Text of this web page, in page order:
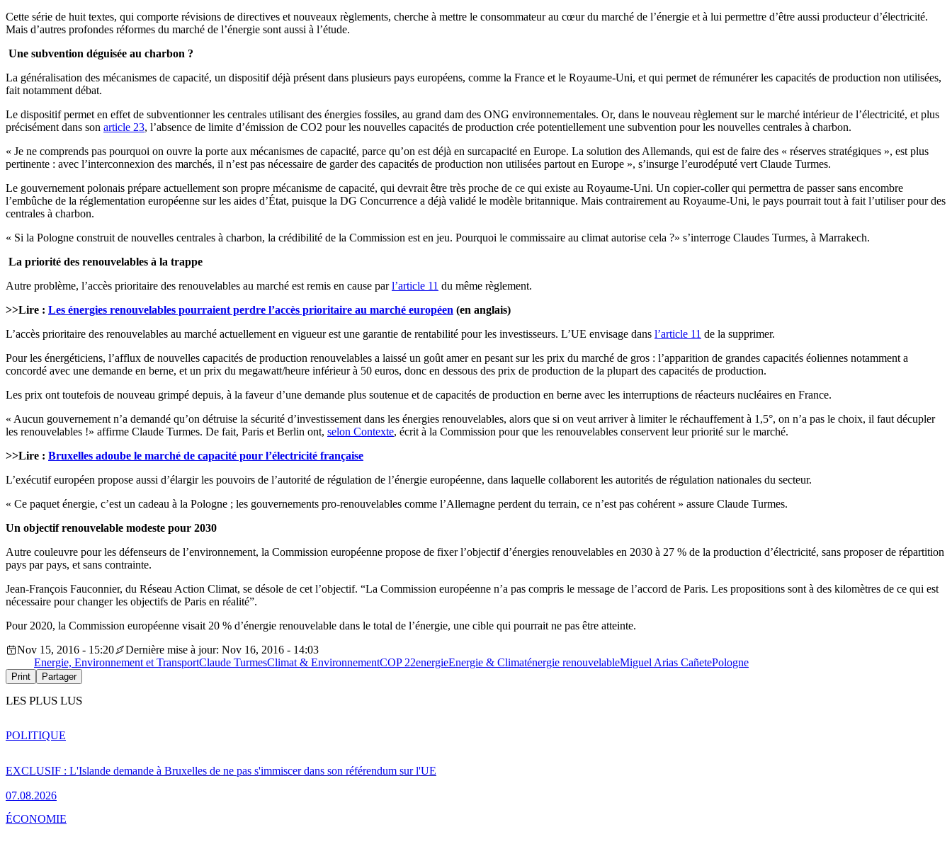
Cette série de huit textes, qui comporte révisions de directives et nouveaux règlements, cherche à mettre le consommateur au cœur du marché de l’énergie et à lui permettre d’être aussi producteur d’électricité.
Mais d’autres profondes réformes du marché de l’énergie sont aussi à l’étude.
Une subvention déguisée au charbon ?
La généralisation des mécanismes de capacité, un dispositif déjà présent dans plusieurs pays européens, comme la France et le Royaume-Uni, et qui permet de rémunérer les capacités de production non utilisées,
fait notamment débat.
Le dispositif permet en effet de subventionner les centrales utilisant des énergies fossiles, au grand dam des ONG environnementales. Or, dans le nouveau règlement sur le marché intérieur de l’électricité, et plus
précisément dans son article 23, l’absence de limite d’émission de CO2 pour les nouvelles capacités de production crée potentiellement une subvention pour les nouvelles centrales à charbon.
« Je ne comprends pas pourquoi on ouvre la porte aux mécanismes de capacité, parce qu’on est déjà en surcapacité en Europe. La solution des Allemands, qui est de faire des « réserves stratégiques », est plus
pertinente : avec l’interconnexion des marchés, il n’est pas nécessaire de garder des capacités de production non utilisées partout en Europe », s’insurge l’eurodéputé vert Claude Turmes.
Le gouvernement polonais prépare actuellement son propre mécanisme de capacité, qui devrait être très proche de ce qui existe au Royaume-Uni. Un copier-coller qui permettra de passer sans encombre
l’embûche de la réglementation européenne sur les aides d’État, puisque la DG Concurrence a déjà validé le modèle britannique. Mais contrairement au Royaume-Uni, le pays pourrait tout à fait l’utiliser pour des
centrales à charbon.
« Si la Pologne construit de nouvelles centrales à charbon, la crédibilité de la Commission est en jeu. Pourquoi le commissaire au climat autorise cela ?» s’interroge Claudes Turmes, à Marrakech.
La priorité des renouvelables à la trappe
Autre problème, l’accès prioritaire des renouvelables au marché est remis en cause parl’article 11 du même règlement.
>>Lire : Les énergies renouvelables pourraient perdre l’accès prioritaire au marché européen (en anglais)
L’accès prioritaire des renouvelables au marché actuellement en vigueur est une garantie de rentabilité pour les investisseurs. L’UE envisage dans l’article 11 de la supprimer.
Pour les énergéticiens, l’afflux de nouvelles capacités de production renouvelables a laissé un goût amer en pesant sur les prix du marché de gros : l’apparition de grandes capacités éoliennes notamment a
concordé avec une demande en berne, et un prix du megawatt/heure inférieur à 50 euros, donc en dessous des prix de production de la plupart des capacités de production.
Les prix ont toutefois de nouveau grimpé depuis, à la faveur d’une demande plus soutenue et de capacités de production en berne avec les interruptions de réacteurs nucléaires en France.
« Aucun gouvernement n’a demandé qu’on détruise la sécurité d’investissement dans les énergies renouvelables, alors que si on veut arriver à limiter le réchauffement à 1,5°, on n’a pas le choix, il faut décupler
les renouvelables !» affirme Claude Turmes. De fait, Paris et Berlin ont, selon Contexte, écrit à la Commission pour que les renouvelables conservent leur priorité sur le marché.
>>Lire : Bruxelles adoube le marché de capacité pour l’électricité française
L’exécutif européen propose aussi d’élargir les pouvoirs de l’autorité de régulation de l’énergie européenne, dans laquelle collaborent les autorités de régulation nationales du secteur.
« Ce paquet énergie, c’est un cadeau à la Pologne ; les gouvernements pro-renouvelables comme l’Allemagne perdent du terrain, ce n’est pas cohérent » assure Claude Turmes.
Un objectif renouvelable modeste pour 2030
Autre couleuvre pour les défenseurs de l’environnement, la Commission européenne propose de fixer l’objectif d’énergies renouvelables en 2030 à 27 % de la production d’électricité, sans proposer de répartition
pays par pays, et sans contrainte.
Jean-François Fauconnier, du Réseau Action Climat, se désole de cet l’objectif. “La Commission européenne n’a pas compris le message de l’accord de Paris. Les propositions sont à des kilomètres de ce qui est
nécessaire pour changer les objectifs de Paris en réalité”.
Pour 2020, la Commission européenne visait 20 % d’énergie renouvelable dans le total de l’énergie, une cible qui pourrait ne pas être atteinte.
Nov 15, 2016 - 15:20
Dernière mise à jour: Nov 16, 2016 - 14:03
Energie, Environnement et TransportClaude TurmesClimat & EnvironnementCOP 22energieEnergie & Climaténergie renouvelableMiguel Arias CañetePologne
Print Partager
LES PLUS LUS
EXCLUSIF : L'Islande demande à Bruxelles de ne pas s'immiscer dans son référendum sur l'UE
07.08.2026
POLITIQUE
ÉCONOMIE